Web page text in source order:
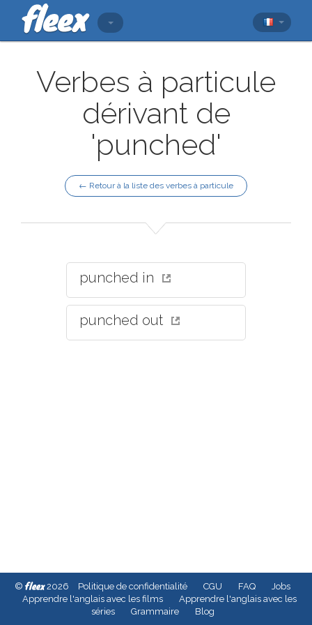
Verbes à particule
dérivant de
'punched'
← Retour à la liste des verbes à particule
punched in
punched out
© fleex2026 Politique de confidentialité CGU FAQ
Jobs
Apprendre l'anglais avec les films
Apprendre l'anglais avec les
séries
Grammaire Blog